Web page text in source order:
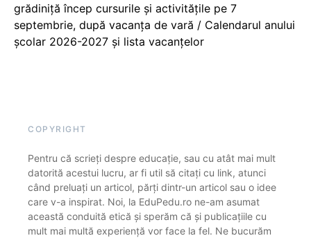
grădiniță încep cursurile și activitățile pe 7
septembrie, după vacanța de vară / Calendarul anului
școlar 2026-2027 și lista vacanțelor
COPYRIGHT
Pentru că scrieți despre educație, sau cu atât mai mult
datorită acestui lucru, ar fi util să citați cu link, atunci
când preluați un articol, părți dintr-un articol sau o idee
care v-a inspirat. Noi, la EduPedu.ro ne-am asumat
această conduită etică și sperăm că și publicațiile cu
mult mai multă experiență vor face la fel. Ne bucurăm